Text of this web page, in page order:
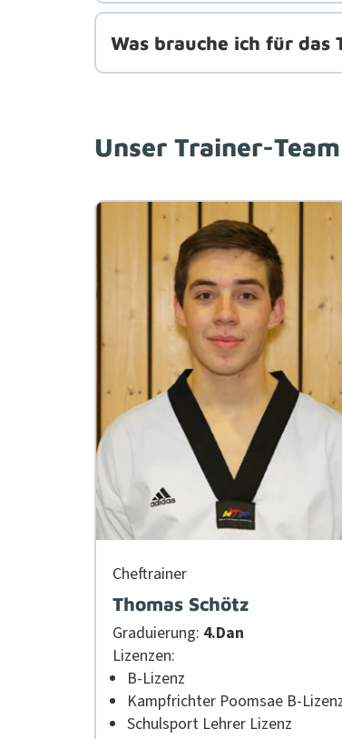
Was brauche ich für das
Unser Trainer-Team
Chef­train­er
Thomas Schötz
Graduierung: 4.Dan
Lizen­zen:
B‑Lizenz
Kampfrichter Poom­sae
Schul­sport Lehrer Lizenz